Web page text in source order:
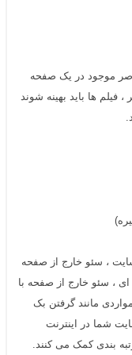
موجود در یک صفحه
، فیلم ها باید بهینه شوند
، سئو خارج از صفحه
، سئو خارج از صفحه با
مانند گرفتن بک
شما در اینترنت
بندی کمک می کنند.